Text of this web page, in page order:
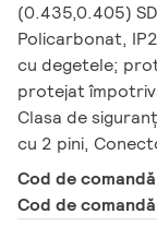
(0.435,0.405)
Policarbonat,
cu degetele;
protejat
Clasa de
cu 2 pini,
Cod de
Cod de